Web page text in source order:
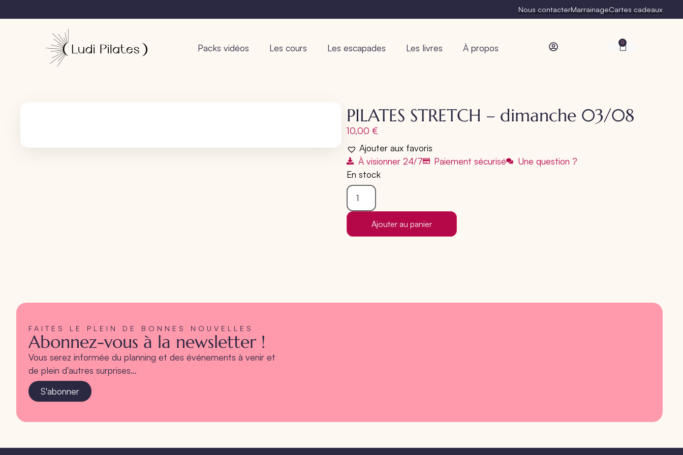
Nous contacterMarrainageCartes cadeaux
Packs vidéos Les cours Les escapades Les livres À propos 0
PILATES STRETCH – dimanche 03/08
10,00 €
Ajouter aux favoris
À visionner 24/7
Paiement sécurisé
Une question ?
En stock
Ajouter au panier
FAITES LE PLEIN DE BONNES NOUVELLES
Abonnez-vous à la newsletter !
Vous serez informée du planning et des événements à venir et
de plein d’autres surprises…
S'abonner